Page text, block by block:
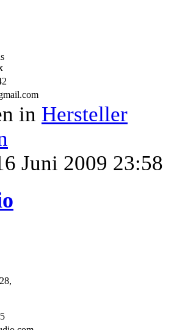
in Hersteller
Juni 2009 23:58